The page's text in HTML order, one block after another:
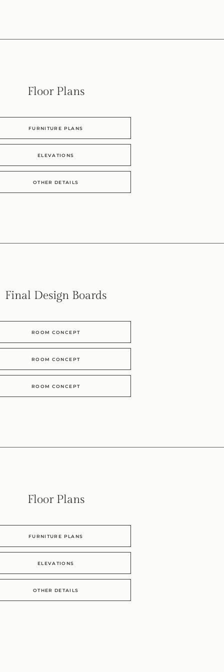
Floor Plans
FURNITURE PLANS
ELEVATIONS
OTHER DETAILS
Final Design Boards
ROOM CONCEPT
ROOM CONCEPT
ROOM CONCEPT
Floor Plans
FURNITURE PLANS
ELEVATIONS
OTHER DETAILS